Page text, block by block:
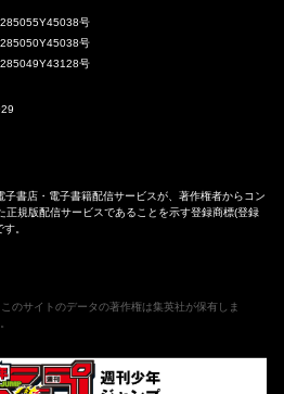
号
号
号
子書店・電子書籍配信サービスが、著作権者からコン
正規版配信サービスであることを示す登録商標(登録
。
のサイトのデータの著作権は集英社が保有しま